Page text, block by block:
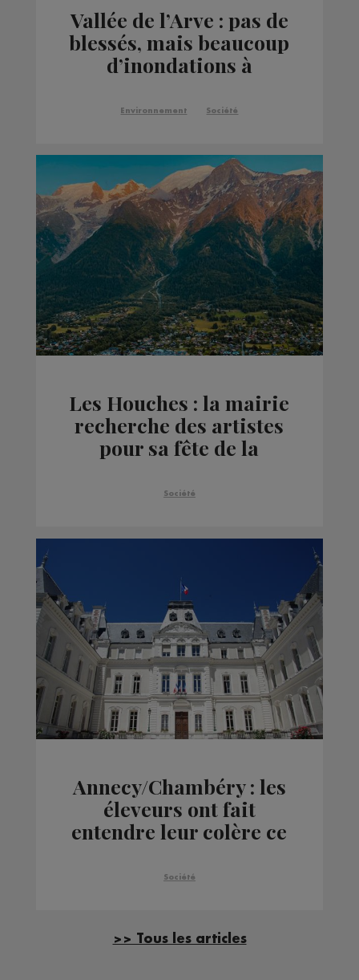
Vallée de l’Arve : pas de
blessés, mais beaucoup
d’inondations à
Environnement Société
Les Houches : la mairie
recherche des artistes
pour sa fête de la
Société
Annecy/Chambéry : les
éleveurs ont fait
entendre leur colère ce
préfectures
Société
>> Tous les articles